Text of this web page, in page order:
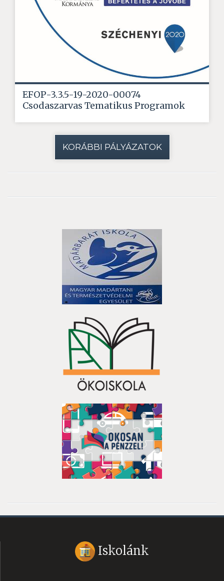
EFOP-3.3.5-19-2020-00074
Csodaszarvas Tematikus Programok
KORÁBBI PÁLYÁZATOK
Iskolánk